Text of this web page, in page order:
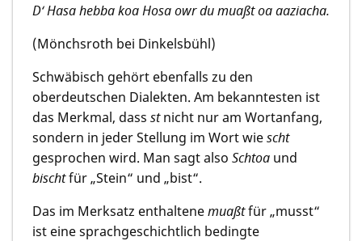
D‘ Hasa hebba koa Hosa owr du muaßt oa aaziacha.
(Mönchsroth bei Dinkelsbühl)
Schwäbisch gehört ebenfalls zu den
oberdeutschen Dialekten. Am bekanntesten ist
das Merkmal, dass stnicht nur am Wortanfang,
sondern in jeder Stellung im Wort wiescht
gesprochen wird. Man sagt also Schtoa und
bischtfür „Stein“ und „bist“.
Das im Merksatz enthaltenemuaßtfür „musst“
ist eine sprachgeschichtlich bedingte